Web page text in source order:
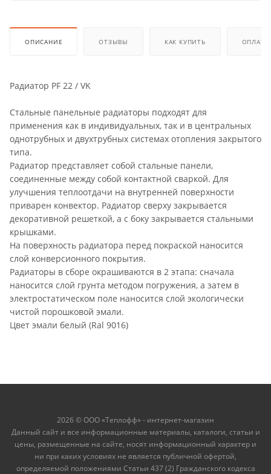
ОПИСАНИЕ ОТЗЫВЫ КАК КУПИТЬ ОПЛАТА
Радиатор PF 22 / VK
Стальные панельные радиаторы подходят для
применения как в индивидуальных, так и в центральных
однотрубных и двухтрубных системах отопления закрытого
типа.
Радиатор представляет собой стальные панели,
соединенные между собой контактной сваркой. Для
улучшения теплоотдачи на внутренней поверхности
приварен конвектор. Радиатор сверху закрывается
декоративной решеткой, а с боку закрывается стальными
крышками.
На поверхность радиатора перед покраской наносится
слой конверсионного покрытия.
Радиаторы в сборе окрашиваются в 2 этапа: сначала
наносится слой грунта методом погружения, а затем в
электростатическом поле наносится слой экологически
чистой порошковой эмали.
Цвет эмали белый (Ral 9016)
2026 © ООО «Теплофф» - интернет-магазин
Данный сайт и все информационные материалы, каталоги, статьи и
цены, размещенные на сайте, носят информационный характер и
ни при каких условиях не является публичной офертой,
определяемой положениями Статьи 437 (2) Гражданского кодекса